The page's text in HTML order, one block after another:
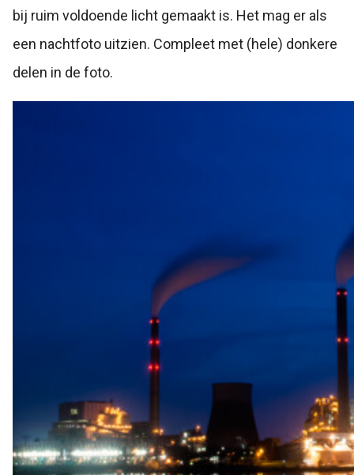
bij ruim voldoende licht gemaakt is. Het mag er als
een nachtfoto uitzien. Compleet met (hele) donkere
delen in de foto.